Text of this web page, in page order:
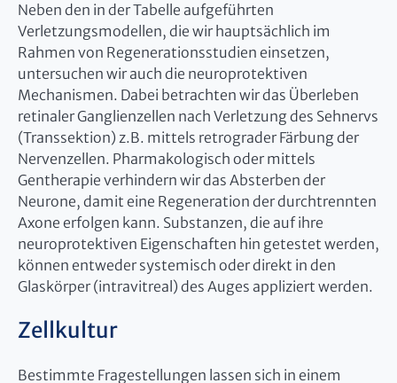
Neben den in der Tabelle aufgeführten
Verletzungsmodellen, die wir hauptsächlich im
Rahmen von Regenerationsstudien einsetzen,
untersuchen wir auch die neuroprotektiven
Mechanismen. Dabei betrachten wir das Überleben
retinaler Ganglienzellen nach Verletzung des Sehnervs
(Transsektion) z.B. mittels retrograder Färbung der
Nervenzellen. Pharmakologisch oder mittels
Gentherapie verhindern wir das Absterben der
Neurone, damit eine Regeneration der durchtrennten
Axone erfolgen kann. Substanzen, die auf ihre
neuroprotektiven Eigenschaften hin getestet werden,
können entweder systemisch oder direkt in den
Glaskörper (intravitreal) des Auges appliziert werden.
Zellkultur
Bestimmte Fragestellungen lassen sich in einem